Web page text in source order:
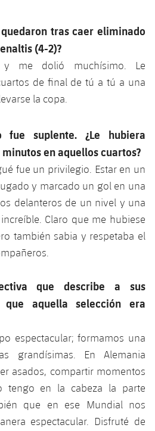
tras caer eliminado
(4-2)?
me dolió muchísimo. Le
de final de tú a tú a una
la copa.
fue suplente. ¿Le hubiera
minutos en aquellos cuartos?
fue un privilegio. Estar en un
y marcado un gol en una
delanteros de un nivel y una
Claro que me hubiese
también sabia y respetaba el
que describe a sus
que aquella selección era
espectacular; formamos una
grandísimas. En Alemania
asados, compartir momentos
tengo en la cabeza la parte
que en ese Mundial nos
espectacular. Disfruté de